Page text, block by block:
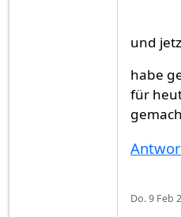
und
habe
für
Do. 9 Feb